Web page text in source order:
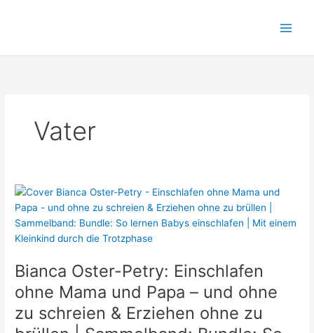
Vater
Bianca Oster-Petry: Einschlafen
ohne Mama und Papa – und ohne
zu schreien & Erziehen ohne zu